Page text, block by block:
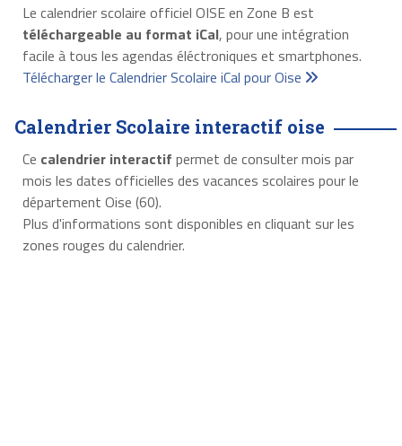
Le calendrier scolaire officiel OISE en Zone B est
téléchargeable au format iCal, pour une intégration
facile à tous les agendas éléctroniques et smartphones.
Télécharger le Calendrier Scolaire iCal pour Oise
Calendrier Scolaire interactif oise
Ce calendrier interactif permet de consulter mois par
mois les dates officielles des vacances scolaires pour le
département Oise (60).
Plus d'informations sont disponibles en cliquant sur les
zones rouges du calendrier.